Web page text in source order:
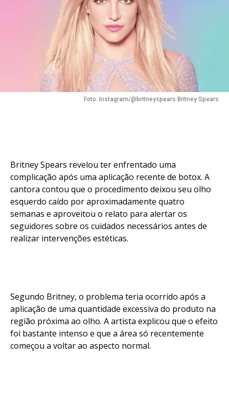
Foto: Instagram/@britneyspears Britney Spears
Britney Spears revelou ter enfrentado uma
complicação após uma aplicação recente de botox. A
cantora contou que o procedimento deixou seu olho
esquerdo caído por aproximadamente quatro
semanas e aproveitou o relato para alertar os
seguidores sobre os cuidados necessários antes de
realizar intervenções estéticas.
Segundo Britney, o problema teria ocorrido após a
aplicação de uma quantidade excessiva do produto na
região próxima ao olho. A artista explicou que o efeito
foi bastante intenso e que a área só recentemente
começou a voltar ao aspecto normal.